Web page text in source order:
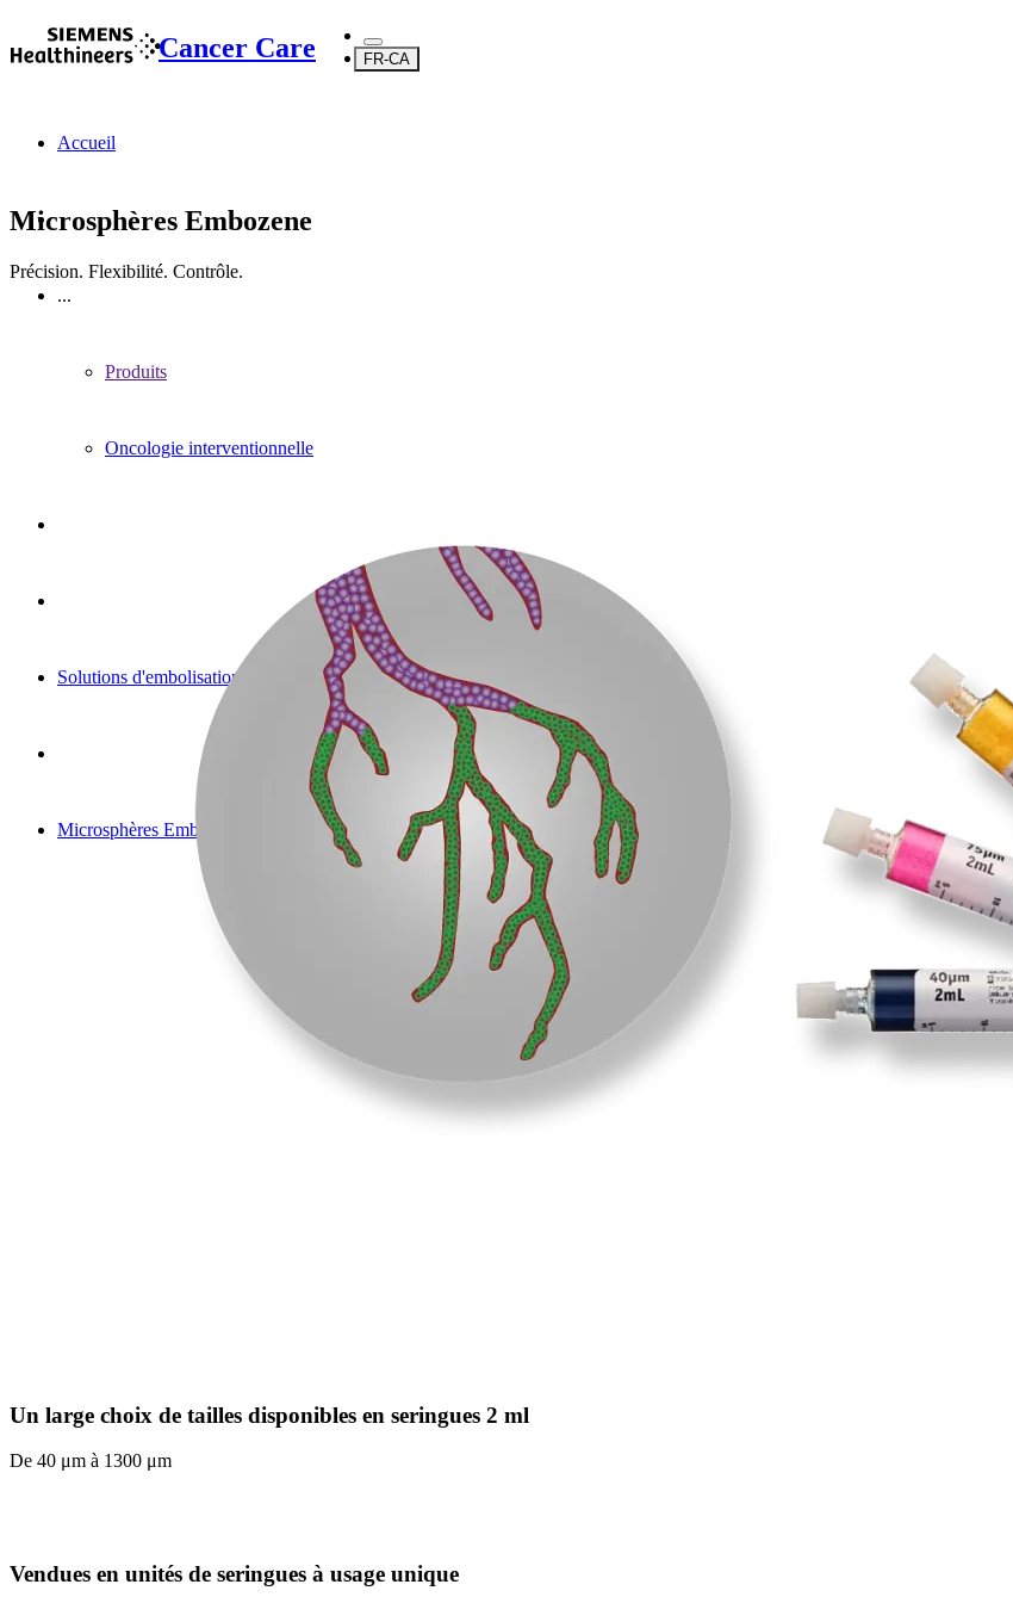
Cancer Care FR-CA
Accueil
...
Produits
Oncologie interventionnelle
Solutions d'embolisation
Microsphères Embozene
Microsphères Embozene
Précision. Flexibilité. Contrôle.
Un large choix de tailles disponibles en seringues 2 ml
De 40 μm à 1300 μm
Vendues en unités de seringues à usage unique